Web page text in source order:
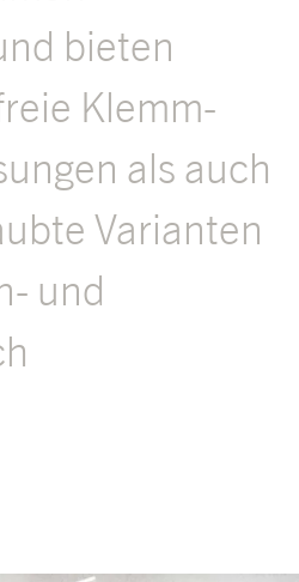
bieten
Klemm-
als auch
Varianten
und